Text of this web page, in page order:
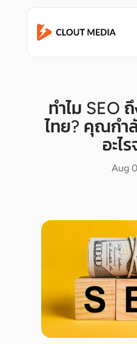
ทำไม SEO
ไทย? คุณกำ
อะไ
Aug